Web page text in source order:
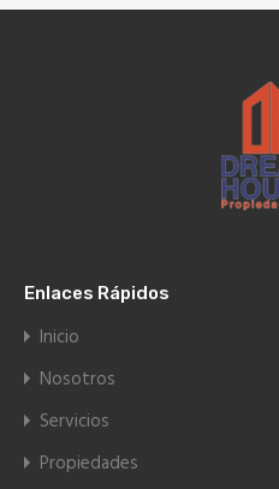
Enlaces Rápidos
Inicio
Nosotros
Servicios
Propiedades